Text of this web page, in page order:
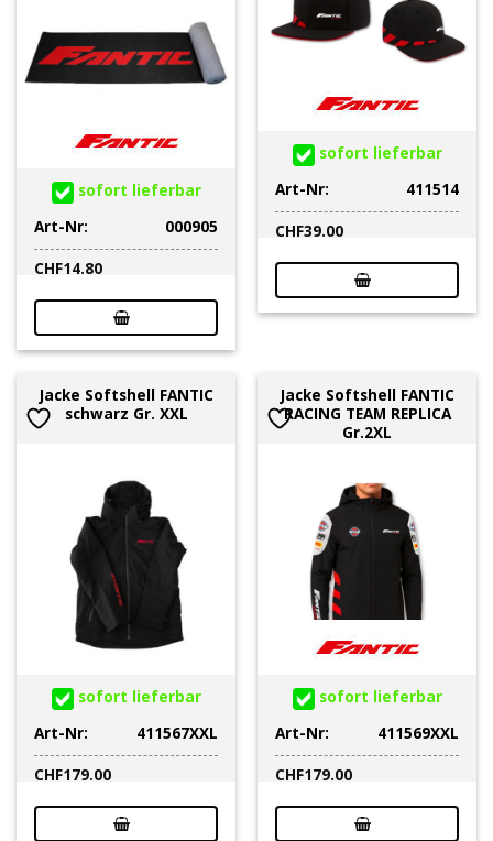
sofort lieferbar
Art-Nr:
000905
CHF14.80
sofort lieferbar
Art-Nr:
411514
CHF39.00
Jacke Softshell FANTIC
schwarz Gr. XXL
sofort lieferbar
Art-Nr:
411567XXL
CHF179.00
Jacke Softshell FANTIC
RACING TEAM REPLICA
Gr.2XL
sofort lieferbar
Art-Nr:
411569XXL
CHF179.00